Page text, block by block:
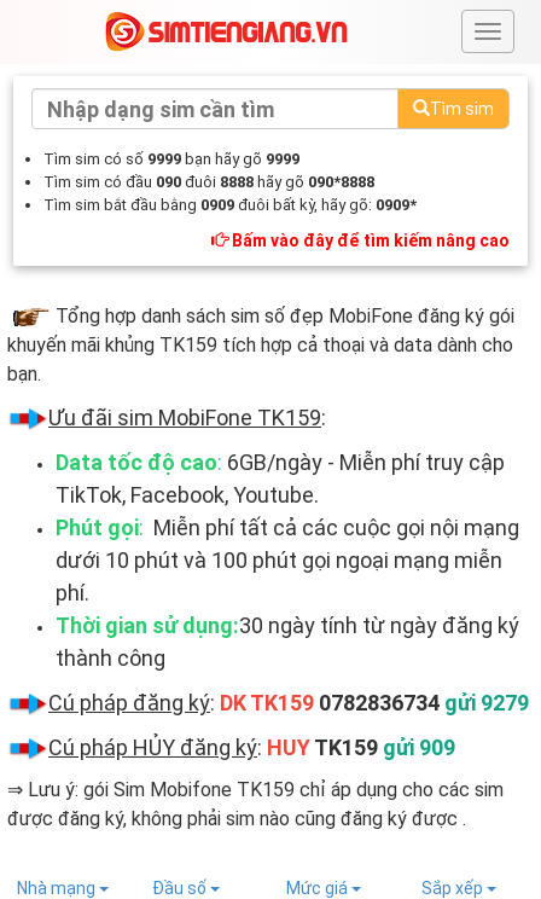
#
Tìm sim
Tìm sim có số 9999 bạn hãy gõ 9999
Tìm sim có đầu 090 đuôi 8888 hãy gõ 090*8888
Tìm sim bắt đầu bằng 0909 đuôi bất kỳ, hãy gõ: 0909*
Bấm vào đây để tìm kiếm nâng cao
Tổng hợp danh sách sim số đẹp MobiFone đăng ký gói
khuyến mãi khủng TK159 tích hợp cả thoại và data dành cho
bạn.
Ưu đãi sim MobiFone TK159:
Data tốc độ cao: 6GB/ngày - Miễn phí truy cập
TikTok, Facebook, Youtube.
Phút gọi: Miễn phí tất cả các cuộc gọi nội mạng
dưới 10 phút và 100 phút gọi ngoại mạng miễn
phí.
Thời gian sử dụng:30 ngày tính từ ngày đăng ký
thành công
Cú pháp đăng ký: DK TK159 0782836734 gửi 9279
Cú pháp HỦY đăng ký: HUYTK159 gửi 909
⇒ Lưu ý: gói Sim Mobifone TK159 chỉ áp dụng cho các sim
được đăng ký, không phải sim nào cũng đăng ký được ​.
Nhà mạng Đầu số Mức giá Sắp xếp